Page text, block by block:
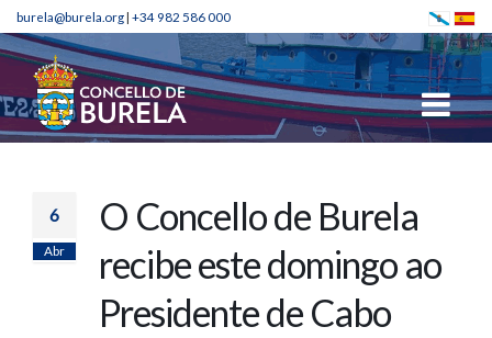
burela@burela.org| +34 982 586 000
6
Abr
O Concello de Burela
recibe este domingo ao
Presidente de Cabo